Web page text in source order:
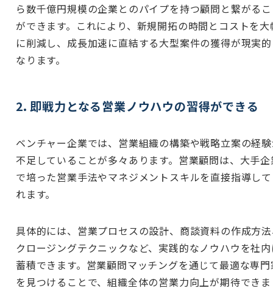
ら数千億円規模の企業とのパイプを持つ顧問と繋がる
ができます。これにより、新規開拓の時間とコストを大
に削減し、成長加速に直結する大型案件の獲得が現実
なります。
2. 即戦力となる営業ノウハウの習得ができる
ベンチャー企業では、営業組織の構築や戦略立案の経
不足していることが多々あります。営業顧問は、大手
で培った営業手法やマネジメントスキルを直接指導し
れます。
具体的には、営業プロセスの設計、商談資料の作成方
クロージングテクニックなど、実践的なノウハウを社
蓄積できます。営業顧問マッチングを通じて最適な専
を見つけることで、組織全体の営業力向上が期待できま